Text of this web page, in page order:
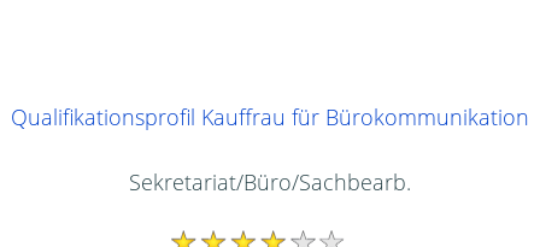
Qualifikationsprofil Kauffrau für Bürokommunikation
Sekretariat/Büro/Sachbearb.